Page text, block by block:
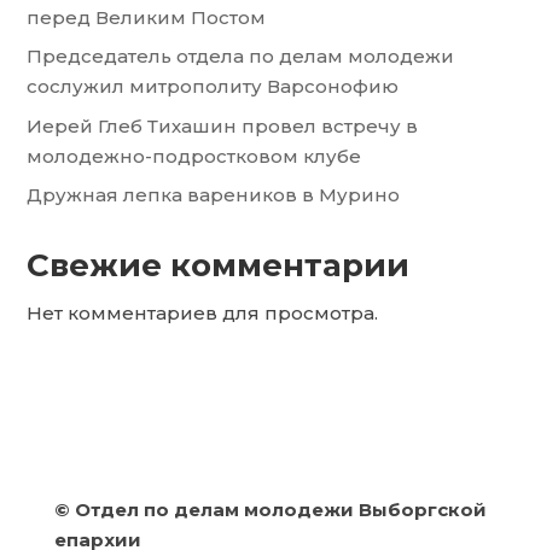
перед Великим Постом
Председатель отдела по делам молодежи
сослужил митрополиту Варсонофию
Иерей Глеб Тихашин провел встречу в
молодежно-подростковом клубе
Дружная лепка вареников в Мурино
Свежие комментарии
Нет комментариев для просмотра.
© Отдел по делам молодежи Выборгской
епархии